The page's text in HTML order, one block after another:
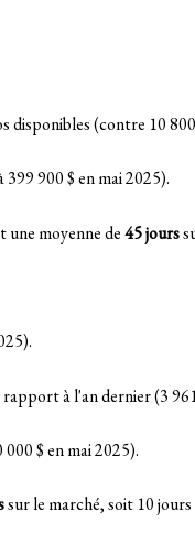
disponibles (contre 10
900 $ en mai 2025).
une moyenne de45 jours
.
à l'an dernier (3
$ en mai 2025).
sur le marché, soit 10